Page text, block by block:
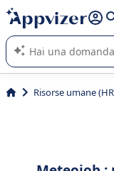
righe con
shift +
L'IA di Appvizer vi
software SaaS per la
Risorse umane